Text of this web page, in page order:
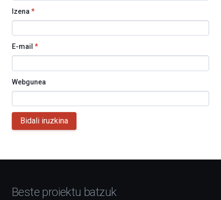
Izena *
E-mail *
Webgunea
Bidali iruzkina
Beste proiektu batzuk